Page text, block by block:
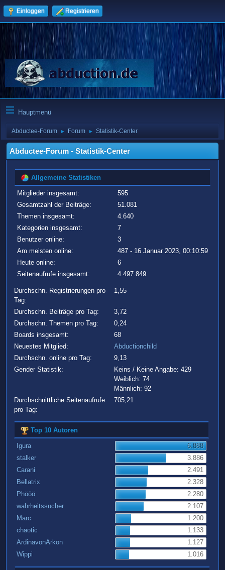
Einloggen Registrieren
Hauptmenü
Abductee-Forum ► Forum ► Statistik-Center
Abductee-Forum - Statistik-Center
Allgemeine Statistiken
Mitglieder insgesamt:
595
Gesamtzahl der Beiträge:
51.081
Themen insgesamt:
4.640
Kategorien insgesamt:
7
Benutzer online:
3
Am meisten online:
487 - 16 Januar 2023, 00:10:59
Heute online:
6
Seitenaufrufe insgesamt:
4.497.849
Durchschn. Registrierungen pro
Tag:
1,55
Durchschn. Beiträge pro Tag:
3,72
Durchschn. Themen pro Tag:
0,24
Boards insgesamt:
68
Neuestes Mitglied:
Abductionchild
Durchschn. online pro Tag:
9,13
Gender Statistik:
Keins / Keine Angabe: 429
Weiblich: 74
Männlich: 92
Durchschnittliche Seitenaufrufe
pro Tag:
705,21
Top 10 Autoren
Igura
6.888
stalker
3.886
Carani
2.491
Bellatrix
2.328
Phööö
2.280
wahrheitssucher
2.107
Marc
1.200
chaotic
1.133
ArdinavonArkon
1.127
Wippi
1.016